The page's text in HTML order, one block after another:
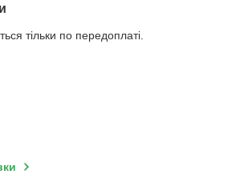
тільки по передоплаті.